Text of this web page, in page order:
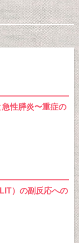
性膵炎〜重症の
）の副反応への